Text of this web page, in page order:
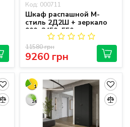
Код: 000711
Шкаф распашной М-
стиль 2Д2Ш + зеркало
900х2450х550
9260 грн
11580 грн
1
24